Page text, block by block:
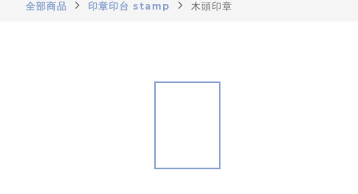
全部商品 印章印台 stamp 木頭印章